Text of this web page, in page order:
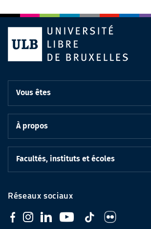
Vous êtes
À propos
Facultés, instituts et écoles
Réseaux sociaux